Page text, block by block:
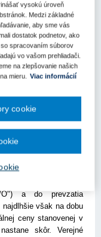
zmene a doplnení
vo výške 1 397
type účastníka
zákazka na
o technických,
a výsledkom bolo
služieb.
sociálnych vecí
obdobný predmet
a do prevzatia
však na dobu
ceny stanovenej v
skôr. Verejné
vysokú úroveň
Medzi základné
aby sme vás
dostatok podnetov, ako
spracovaním súborov
vo vašom prehliadači.
na zlepšovanie našich
mieru.
Viac informácií
cookie